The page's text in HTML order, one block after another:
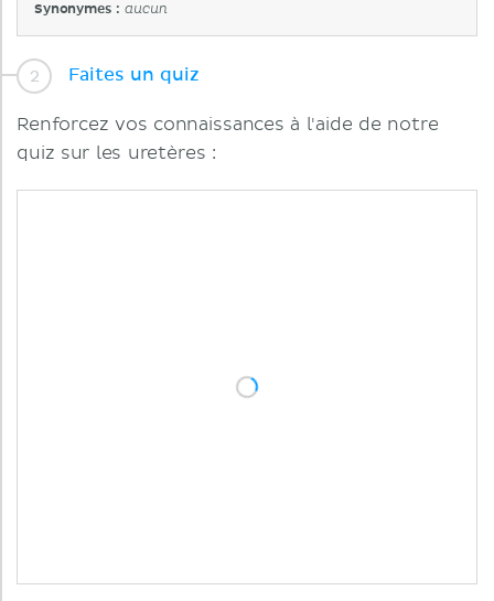
Synonymes :aucun
Faites un quiz
Renforcez vos connaissances à l'aide de notre
quiz sur les uretères :